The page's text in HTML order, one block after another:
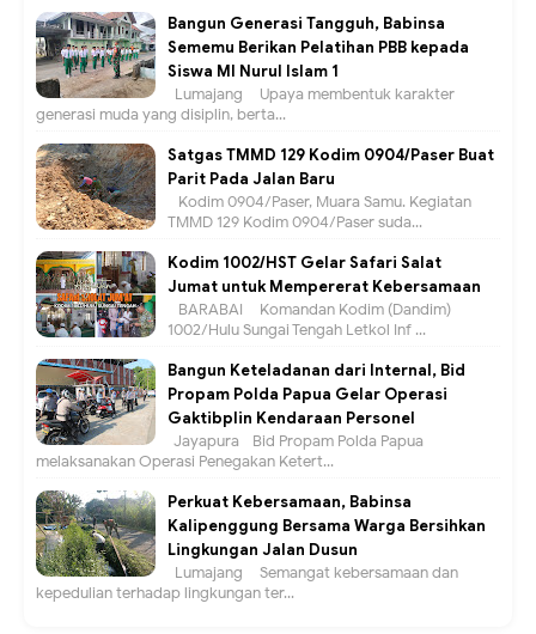
Bangun Generasi Tangguh, Babinsa
Sememu Berikan Pelatihan PBB kepada
Siswa MI Nurul Islam 1
Lumajang – Upaya membentuk karakter
generasi muda yang disiplin, berta...
Satgas TMMD 129 Kodim 0904/Paser Buat
Parit Pada Jalan Baru
Kodim 0904/Paser, Muara Samu. Kegiatan
TMMD 129 Kodim 0904/Paser suda...
Kodim 1002/HST Gelar Safari Salat
Jumat untuk Mempererat Kebersamaan
BARABAI – Komandan Kodim (Dandim)
1002/Hulu Sungai Tengah Letkol Inf ...
Bangun Keteladanan dari Internal, Bid
Propam Polda Papua Gelar Operasi
Gaktibplin Kendaraan Personel
Jayapura –Bid Propam Polda Papua
melaksanakan Operasi Penegakan Ketert...
Perkuat Kebersamaan, Babinsa
Kalipenggung Bersama Warga Bersihkan
Lingkungan Jalan Dusun
Lumajang – Semangat kebersamaan dan
kepedulian terhadap lingkungan ter...